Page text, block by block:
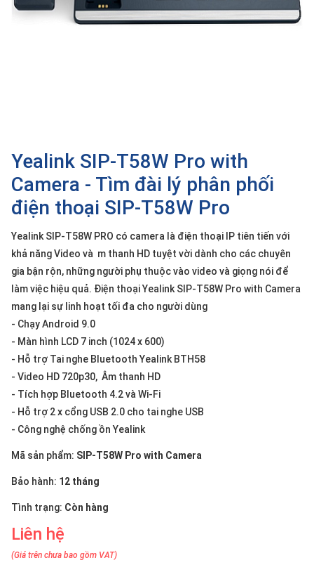
Yealink SIP-T58W Pro with
Camera - Tìm đài lý phân phối
điện thoại SIP-T58W Pro
Yealink SIP-T58W PRO có camera là điện thoại IP tiên tiến với
khả năng Video và m thanh HD tuyệt vời dành cho các chuyên
gia bận rộn, những người phụ thuộc vào video và giọng nói để
làm việc hiệu quả. Điện thoại Yealink SIP-T58W Pro with Camera
mang lại sự linh hoạt tối đa cho người dùng
- Chạy Android 9.0
- Màn hình LCD 7 inch (1024 x 600)
- Hỗ trợ Tai nghe Bluetooth Yealink BTH58
- Video HD 720p30, Âm thanh HD
- Tích hợp Bluetooth 4.2 và Wi-Fi
- Hỗ trợ 2 x cổng USB 2.0 cho tai nghe USB
- Công nghệ chống ồn Yealink
Mã sản phẩm: SIP-T58W Pro with Camera
Bảo hành: 12 tháng
Tình trạng: Còn hàng
Liên hệ
(Giá trên chưa bao gồm VAT)
SP
khác
Dịch
Hỗ
trợ
Tin
Liên
hệ
Giới
thiệu
NGÔN
NGỮ
Tiếng
việt